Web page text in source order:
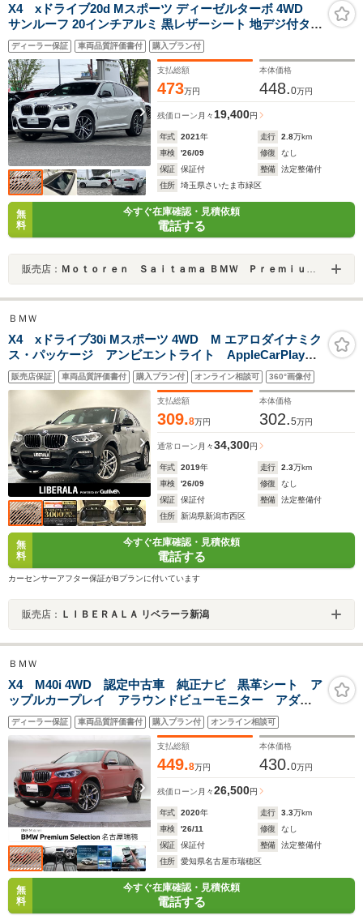
X4 xドライブ20d Mスポーツ ディーゼルターボ 4WD
サンルーフ 20インチアルミ 黒レザーシート 地デジ付タッ
チパネル式HDDナビ フロント+サイド+バック+トップビ
ューカメラ ACC アダプティブLEDヘッドライト
ディーラー保証 車両品質評価書付 購入プラン付
支払総額
473万円
本体価格
448.0万円
残価ローン 月々 19,400円
年式 2021年 走行 2.8万km
車検
'26/09 修復
なし
保証
保証付 整備
法定整備付
住所
埼玉県さいたま市緑区
無
料
今すぐ在庫確認・見積依頼
電話する
販売店： Ｍｏｔｏｒｅｎ Ｓａｉｔａｍａ ＢＭＷ Ｐｒｅｍｉｕｍ Ｓｅｌｅｃｔｉｏｎ 浦和美園
ＢＭＷ
X4 xドライブ30i Mスポーツ 4WD M エアロダイナミク
ス・パッケージ アンビエントライト AppleCarPlay
リヤ・シート・ヒーティング ヴァーネスカ・レザー・
シート ワイヤレスチャージングアダプティブLEDヘッ
ドライト ドライブレコーダー ETC
販売店保証 車両品質評価書付 購入プラン付 オンライン相談可 360°画像付
支払総額
309.8万円
本体価格
302.5万円
通常ローン 月々34,300円
年式 2019年 走行 2.3万km
車検
'26/09 修復
なし
保証
保証付 整備
法定整備付
住所
新潟県新潟市西区
無
料
今すぐ在庫確認・見積依頼
電話する
カーセンサーアフター保証がBプランに付いています
販売店： ＬＩＢＥＲＡＬＡ リベラーラ新潟
ＢＭＷ
X4 M40i 4WD 認定中古車 純正ナビ 黒革シート ア
ップルカープレイ アラウンドビューモニター アダプ
ティブクルーズ 衝突軽減 シートヒーター メモリー
機能付きパワーシート ワイヤレスチャージング
BSM LED
ディーラー保証 車両品質評価書付 購入プラン付 オンライン相談可
支払総額
449.8万円
本体価格
430.0万円
残価ローン 月々26,500円
年式 2020年 走行 3.3万km
車検
'26/11 修復
なし
保証
保証付 整備
法定整備付
住所
愛知県名古屋市瑞穂区
無
料
今すぐ在庫確認・見積依頼
電話する